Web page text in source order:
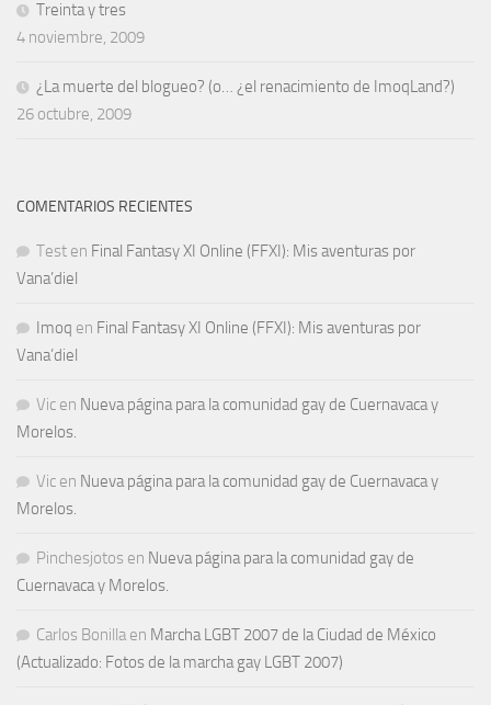
Treinta y tres
4 noviembre, 2009
¿La muerte del blogueo? (o… ¿el renacimiento de ImoqLand?)
26 octubre, 2009
COMENTARIOS RECIENTES
Test en Final Fantasy XI Online (FFXI): Mis aventuras por
Vana’diel
Imoq en Final Fantasy XI Online (FFXI): Mis aventuras por
Vana’diel
Vic en Nueva página para la comunidad gay de Cuernavaca y
Morelos.
Vic en Nueva página para la comunidad gay de Cuernavaca y
Morelos.
Pinchesjotos en Nueva página para la comunidad gay de
Cuernavaca y Morelos.
Carlos Bonilla en Marcha LGBT 2007 de la Ciudad de México
(Actualizado: Fotos de la marcha gay LGBT 2007)